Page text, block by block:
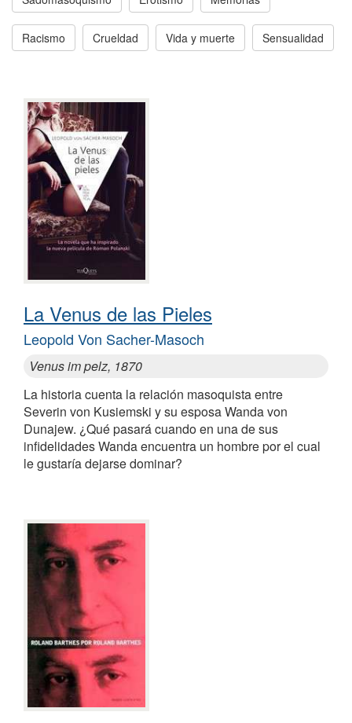
Racismo Crueldad Vida y muerte Sensualidad
La Venus de las Pieles
Leopold Von Sacher-Masoch
Venus im pelz, 1870
La historia cuenta la relación masoquista entre
Severin von Kusiemski y su esposa Wanda von
Dunajew. ¿Qué pasará cuando en una de sus
infidelidades Wanda encuentra un hombre por el cual
le gustaría dejarse dominar?